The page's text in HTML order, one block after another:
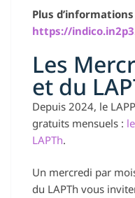
Plus
https://
Les
et du
Depuis 2024, le
gratuits mensuels :
LAPTh.
Un mercredi par
du LAPTh vous